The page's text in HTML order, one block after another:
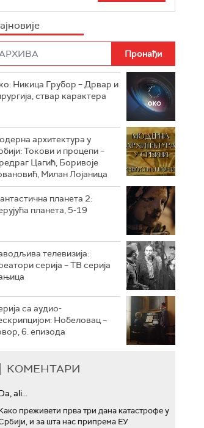
РТС ЖИВОТ
РТС КЛАСИКА
РТС ТРЕЗОР
РТС МУЗИКА
РТС ПОЛЕТАРАЦ
Никица Грубор – Дрвар и
ствар карактера
архитектура у
Токови и процепи –
Цагић, Боривоје
Милан Лојаница
планета 2:
планета, 5-19
телевизија:
серија – ТВ серија
са аудио-
Нобеловац –
6. епизода
КОМЕНТАРИ
ali...
преживети прва три дана катастрофе у
и за шта нас припрема ЕУ